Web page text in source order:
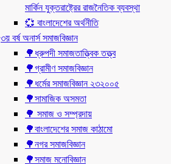
মার্কিন যুক্তরাষ্ট্রের রাজনৈতিক ব্যবস্থা
💞 বাংলাদেশের অর্থনীতি
৩য় বর্ষ অনার্স সমাজবিজ্ঞান
🌳ধ্রুপদী সমাজতাত্ত্বিক তত্ত্ব
🌳গ্রামীণ সমাজবিজ্ঞান
🌳ধর্মের সমাজবিজ্ঞান ২৩২০০৫
🌳সামাজিক অসমতা
🌳 সমাজ ও সম্প্রদায়
🌳বাংলাদেশের সমাজ কাঠামো
🌳নগর সমাজবিজ্ঞান
🌳সমাজ মনোবিজ্ঞান